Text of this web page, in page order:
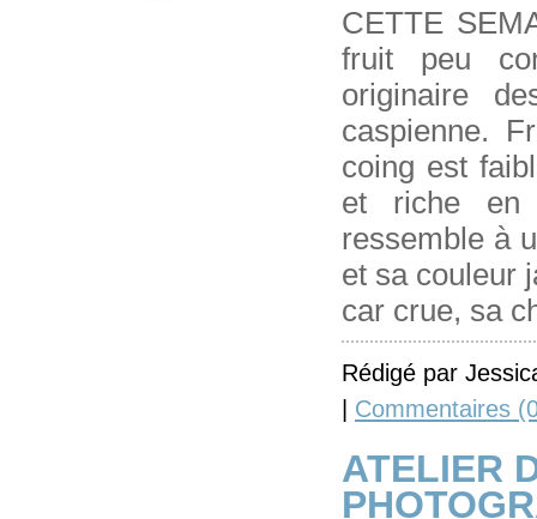
CETTE
fruit peu
originaire
caspienne.
coing est
et riche en
ressemble à
et sa couleur
car crue, sa
Rédigé par
| Commentaires
ATELIER